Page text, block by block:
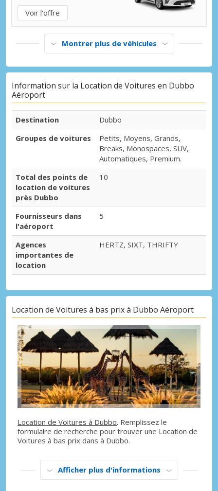
Voir l'offre
Montrer plus de véhicules
Information sur la Location de Voitures en Dubbo
Aéroport
Destination
Dubbo
Groupes de voitures
Petits, Moyens, Grands,
Breaks, Monospaces, SUV,
Automatiques, Premium.
Total des points de
location de voitures
près Dubbo
10
Fournisseurs dans
l'aéroport
5
Agences
importantes de
location
HERTZ, SIXT, THRIFTY
Location de Voitures à bas prix à Dubbo Aéroport
Location de Voitures à Dubbo. Remplissez le
formulaire de recherche pour trouver une Location de
Voitures à bas prix dans à Dubbo.
Afficher plus d'informations